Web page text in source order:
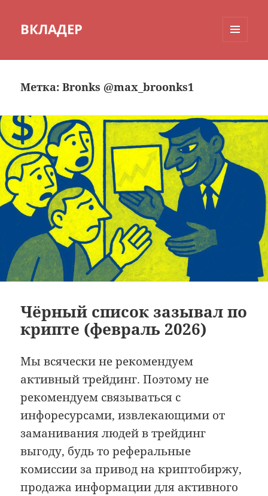
ВКЛАДЕР
Метка:Bronks @max_broonks1
Чёрный список зазывал по
крипте (февраль 2026)
Мы всячески не рекомендуем
активный трейдинг. Поэтому не
рекомендуем связываться с
инфоресурсами, извлекающими от
заманивания людей в трейдинг
выгоду, будь то реферальные
комиссии за привод на криптобиржу,
продажа информации для активного